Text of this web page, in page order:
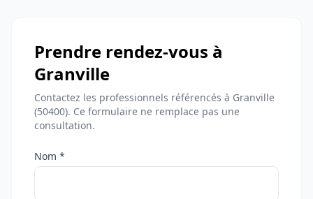
Prendre rendez-vous à
Granville
Contactez les professionnels référencés à Granville
(50400). Ce formulaire ne remplace pas une
consultation.
Nom *